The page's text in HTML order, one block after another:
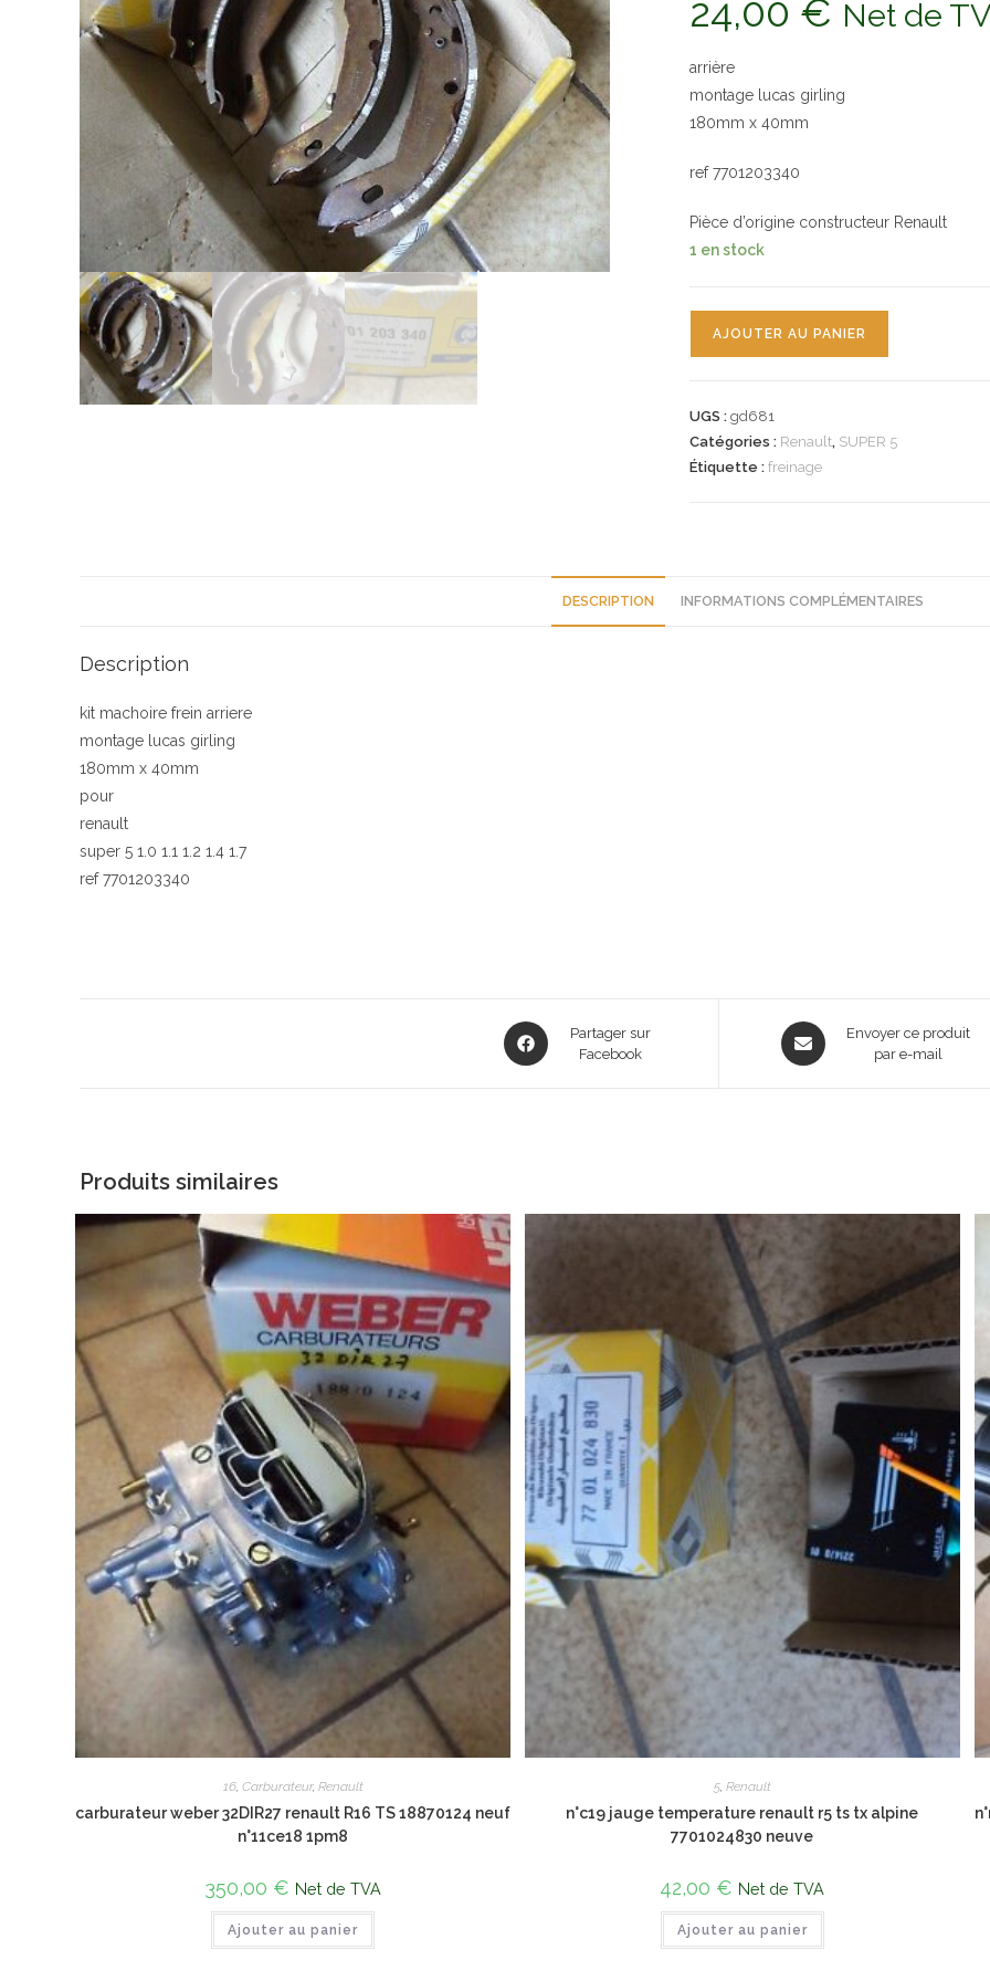
24,00 € Net de
arrière
montage lucas girling
180mm x 40mm
ref 7701203340
Pièce d’origine constructeur Renault
1 en stock
machoire
frein
neuf
AJOUTER AU PANIER
UGS : gd681
Catégories : Renault, SUPER 5
Étiquette : freinage
DESCRIPTION INFORMATIONS COMPLÉMENTAIRES
Description
kit machoire frein arriere
montage lucas girling
180mm x 40mm
pour
renault
super 5 1.0 1.1 1.2 1.4 1.7
ref 7701203340
Opens
in
Partager sur
Facebook
Opens
in
Envoyer ce produit
par e-mail
Produits similaires
16, Carburateur, Renault
carburateur weber 32DIR27 renault R16 TS 18870124 neuf
n°11ce18 1pm8
350,00 € Net de TVA
Ajouter au panier
5, Renault
n°c19 jauge temperature renault r5 ts tx alpine
7701024830 neuve
42,00 € Net de TVA
Ajouter au panier